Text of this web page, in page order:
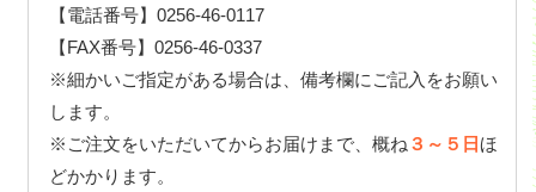
【電話番号】0256-46-0117
【FAX番号】0256-46-0337
※細かいご指定がある場合は、備考欄にご記入をお願い
します。
※ご注文をいただいてからお届けまで、概ね ３～５日ほ
どかかります。